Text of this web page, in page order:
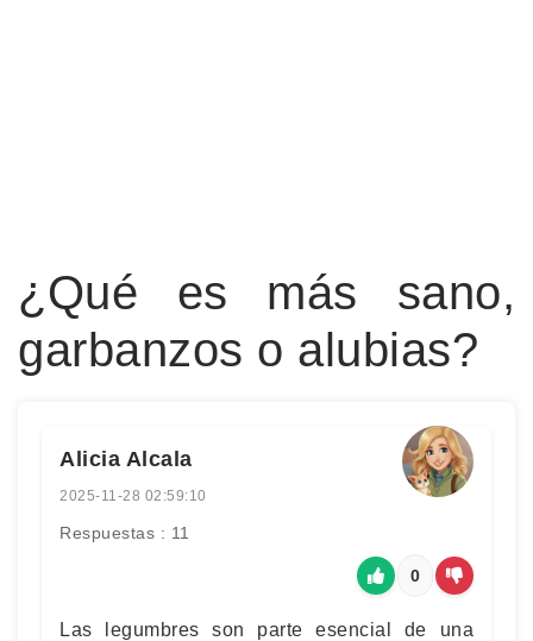
¿Qué es más sano,
garbanzos o alubias?
Alicia Alcala
2025-11-28 02:59:10
Respuestas : 11
0
Las legumbres son parte esencial de una